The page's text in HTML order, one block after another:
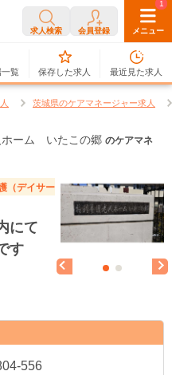
求人検索 会員登録 メニュー
一覧
0
保存した求人
1
最近見た求人
茨城県のケアマネージャー求人
ーム いたこの郷 のケアマネ
（デイサー
にて
す
556